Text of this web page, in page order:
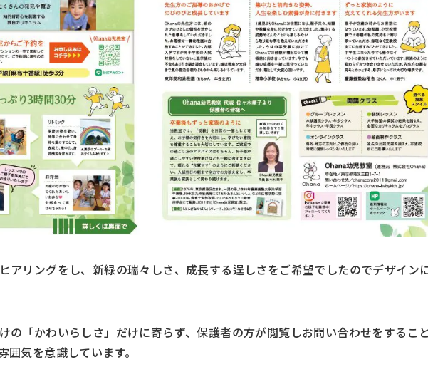
アリングをし、新緑の瑞々しさ、成長する逞しさをご希望でしたのでデザイン
の「かわいらしさ」だけに寄らず、保護者の方が閲覧しお問い合わせをするこ
気を意識しています。